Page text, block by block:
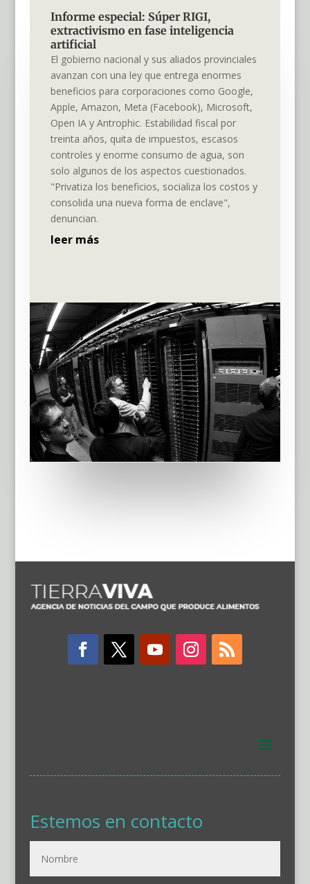
Informe especial: Súper RIGI,
extractivismo en fase inteligencia
artificial
El gobierno nacional y sus aliados provinciales
avanzan con una ley que entrega enormes
beneficios para corporaciones como Google,
Apple, Amazon, Meta (Facebook), Microsoft,
Open IA y Antrophic. Estabilidad fiscal por
treinta años, quita de impuestos, escasos
controles y enorme consumo de agua, son
solo algunos de los aspectos cuestionados.
"Privatiza los beneficios, socializa los costos y
consolida una nueva forma de enclave",
denuncian.
leer más
Estemos en contacto